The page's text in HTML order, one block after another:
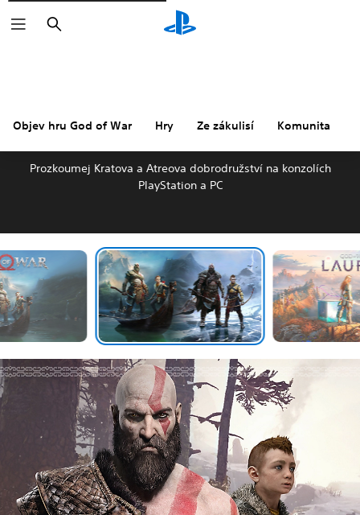
Vyhledat
Objev hru God of War Hry Ze zákulisí Komunita
OBJEV HRU GOD OF WAR
Prozkoumej Kratova a Atreova dobrodružství na konzolích
PlayStation a PC